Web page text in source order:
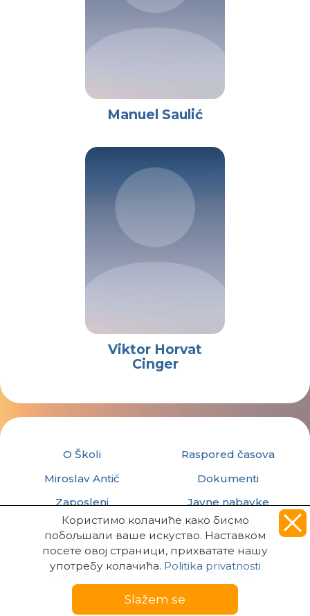
Manuel Saulić
Viktor Horvat
Cinger
O Školi
Miroslav Antić
Zaposleni
Učenici
Vesti
Takmičenja
Raspored časova
Dokumenti
Javne nabavke
esDnevnik
Arhiva
Kontakt
Користимо колачиће како бисмо
побољшали ваше искуство. Наставком
посете овој страници, прихватате нашу
употребу колачића. Politika privatnosti
Slažem se